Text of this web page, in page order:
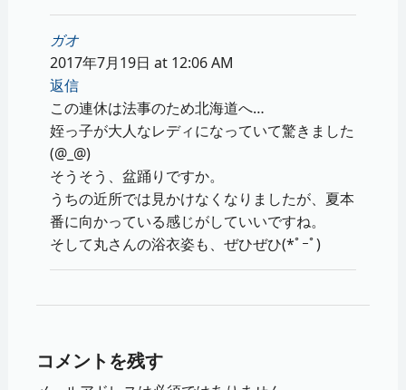
ガオ
2017年7月19日 at 12:06 AM
返信
この連休は法事のため北海道へ…
姪っ子が大人なレディになっていて驚きました
(@_@)
そうそう、盆踊りですか。
うちの近所では見かけなくなりましたが、夏本
番に向かっている感じがしていいですね。
そして丸さんの浴衣姿も、ぜひぜひ(*ﾟｰﾟ)ゞ
コメントを残す